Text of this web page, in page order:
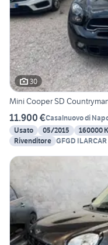
30
Mini Cooper SD
11.900 €Casalnuovo di
Usato
05/2015 160000
Rivenditore GFGD ILARCAR